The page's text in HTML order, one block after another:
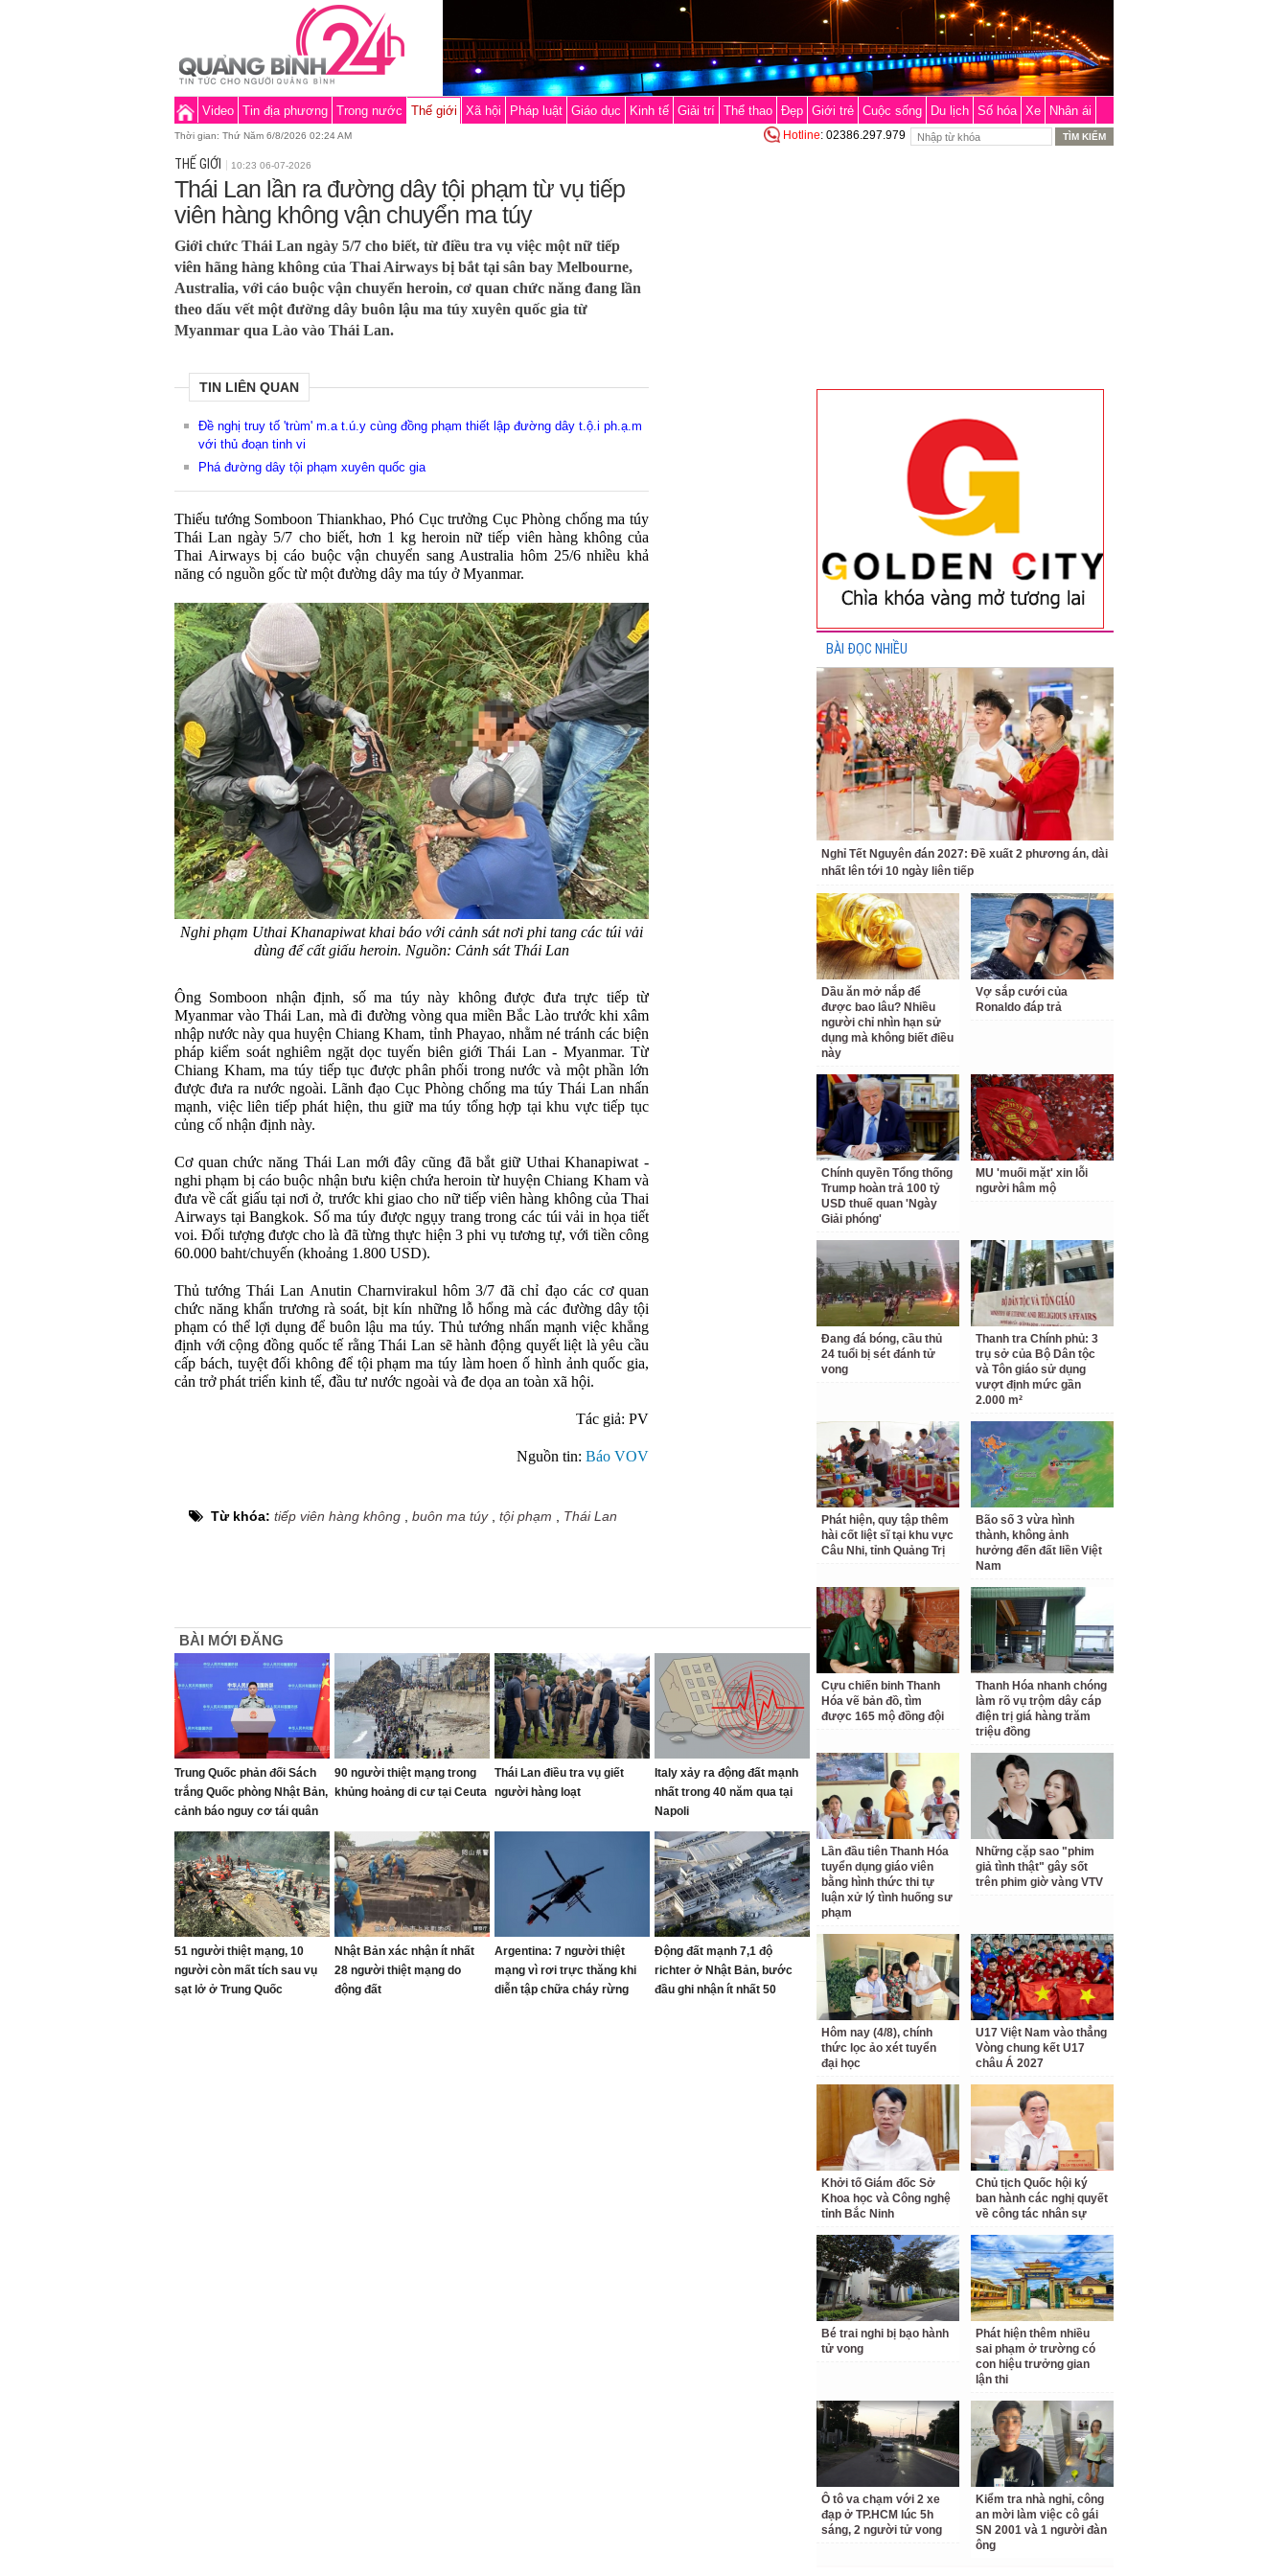
Video Tin địa phương Trong nước Thế giới Xã hội Pháp luật Giáo dục Kinh tế Giải trí Thể thao Đẹp Giới trẻ Cuộc sống Du lịch Số hóa Xe Nhân ái
Thời gian: Thứ Năm 6/8/2026 02:24 AM Hotline: 02386.297.979
THẾ GIỚI 10:23 06-07-2026
Thái Lan lần ra đường dây tội phạm từ vụ tiếp
viên hàng không vận chuyển ma túy
Giới chức Thái Lan ngày 5/7 cho biết, từ điều tra vụ việc một nữ tiếp
viên hãng hàng không của Thai Airways bị bắt tại sân bay Melbourne,
Australia, với cáo buộc vận chuyển heroin, cơ quan chức năng đang lần
theo dấu vết một đường dây buôn lậu ma túy xuyên quốc gia từ
Myanmar qua Lào vào Thái Lan.
TIN LIÊN QUAN
Đề nghị truy tố 'trùm' m.a t.ú.y cùng đồng phạm thiết lập đường dây t.ộ.i ph.ạ.m
với thủ đoạn tinh vi
Phá đường dây tội phạm xuyên quốc gia
Thiếu tướng Somboon Thiankhao, Phó Cục trưởng Cục Phòng chống ma túy
Thái Lan ngày 5/7 cho biết, hơn 1 kg heroin nữ tiếp viên hàng không của
Thai Airways bị cáo buộc vận chuyển sang Australia hôm 25/6 nhiều khả
năng có nguồn gốc từ một đường dây ma túy ở Myanmar.
Nghi phạm Uthai Khanapiwat khai báo với cảnh sát nơi phi tang các túi vải
dùng để cất giấu heroin. Nguồn: Cảnh sát Thái Lan
Ông Somboon nhận định, số ma túy này không được đưa trực tiếp từ
Myanmar vào Thái Lan, mà đi đường vòng qua miền Bắc Lào trước khi xâm
nhập nước này qua huyện Chiang Kham, tỉnh Phayao, nhằm né tránh các biện
pháp kiểm soát nghiêm ngặt dọc tuyến biên giới Thái Lan - Myanmar. Từ
Chiang Kham, ma túy tiếp tục được phân phối trong nước và một phần lớn
được đưa ra nước ngoài. Lãnh đạo Cục Phòng chống ma túy Thái Lan nhấn
mạnh, việc liên tiếp phát hiện, thu giữ ma túy tổng hợp tại khu vực tiếp tục
củng cố nhận định này.
Cơ quan chức năng Thái Lan mới đây cũng đã bắt giữ Uthai Khanapiwat -
nghi phạm bị cáo buộc nhận bưu kiện chứa heroin từ huyện Chiang Kham và
đưa về cất giấu tại nơi ở, trước khi giao cho nữ tiếp viên hàng không của Thai
Airways tại Bangkok. Số ma túy được ngụy trang trong các túi vải in họa tiết
voi. Đối tượng được cho là đã từng thực hiện 3 phi vụ tương tự, với tiền công
60.000 baht/chuyến (khoảng 1.800 USD).
Thủ tướng Thái Lan Anutin Charnvirakul hôm 3/7 đã chỉ đạo các cơ quan
chức năng khẩn trương rà soát, bịt kín những lỗ hổng mà các đường dây tội
phạm có thể lợi dụng để buôn lậu ma túy. Thủ tướng nhấn mạnh việc khẳng
định với cộng đồng quốc tế rằng Thái Lan sẽ hành động quyết liệt là yêu cầu
cấp bách, tuyệt đối không để tội phạm ma túy làm hoen ố hình ảnh quốc gia,
cản trở phát triển kinh tế, đầu tư nước ngoài và đe dọa an toàn xã hội.
Tác giả: PV
Nguồn tin: Báo VOV
Từ khóa: tiếp viên hàng không buôn ma túy, tội phạm Thái Lan
BÀI MỚI ĐĂNG
Trung Quốc phản đối Sách
trắng Quốc phòng Nhật Bản,
cảnh báo nguy cơ tái quân
sự hóa
90 người thiệt mạng trong
khủng hoảng di cư tại Ceuta
Thái Lan điều tra vụ giết
người hàng loạt
Italy xảy ra động đất mạnh
nhất trong 40 năm qua tại
Napoli
51 người thiệt mạng, 10
người còn mất tích sau vụ
sạt lở ở Trung Quốc
Nhật Bản xác nhận ít nhất
28 người thiệt mạng do
động đất
Argentina: 7 người thiệt
mạng vì rơi trực thăng khi
diễn tập chữa cháy rừng
Động đất mạnh 7,1 độ
richter ở Nhật Bản, bước
đầu ghi nhận ít nhất 50
BÀI ĐỌC NHIỀU
Nghỉ Tết Nguyên đán 2027: Đề xuất 2 phương án, dài
nhất lên tới 10 ngày liên tiếp
Dầu ăn mở nắp để
được bao lâu? Nhiều
người chỉ nhìn hạn sử
dụng mà không biết điều
này
Vợ sắp cưới của
Ronaldo đáp trả
Chính quyền Tổng thống
Trump hoàn trả 100 tỷ
USD thuế quan 'Ngày
Giải phóng'
MU 'muối mặt' xin lỗi
người hâm mộ
Đang đá bóng, cầu thủ
24 tuổi bị sét đánh tử
vong
Thanh tra Chính phủ: 3
trụ sở của Bộ Dân tộc
và Tôn giáo sử dụng
vượt định mức gần
2.000 m²
Phát hiện, quy tập thêm
hài cốt liệt sĩ tại khu vực
Câu Nhi, tỉnh Quảng Trị
Bão số 3 vừa hình
thành, không ảnh
hưởng đến đất liền Việt
Nam
Cựu chiến binh Thanh
Hóa vẽ bản đồ, tìm
được 165 mộ đồng đội
Thanh Hóa nhanh chóng
làm rõ vụ trộm dây cáp
điện trị giá hàng trăm
triệu đồng
Lần đầu tiên Thanh Hóa
tuyển dụng giáo viên
bằng hình thức thi tự
luận xử lý tình huống sư
phạm
Những cặp sao "phim
giả tình thật" gây sốt
trên phim giờ vàng VTV
Hôm nay (4/8), chính
thức lọc ảo xét tuyển
đại học
U17 Việt Nam vào thẳng
Vòng chung kết U17
châu Á 2027
Khởi tố Giám đốc Sở
Khoa học và Công nghệ
tỉnh Bắc Ninh
Chủ tịch Quốc hội ký
ban hành các nghị quyết
về công tác nhân sự
Bé trai nghi bị bạo hành
tử vong
Phát hiện thêm nhiều
sai phạm ở trường có
con hiệu trưởng gian
lận thi
Ô tô va chạm với 2 xe
đạp ở TP.HCM lúc 5h
sáng, 2 người tử vong
Kiểm tra nhà nghỉ, công
an mời làm việc cô gái
SN 2001 và 1 người đàn
ông